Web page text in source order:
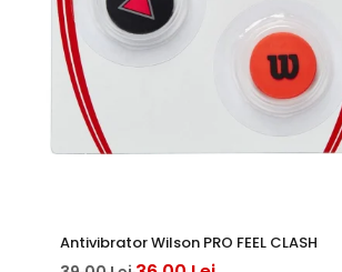
Antivibrator Wilson PRO FEEL CLASH